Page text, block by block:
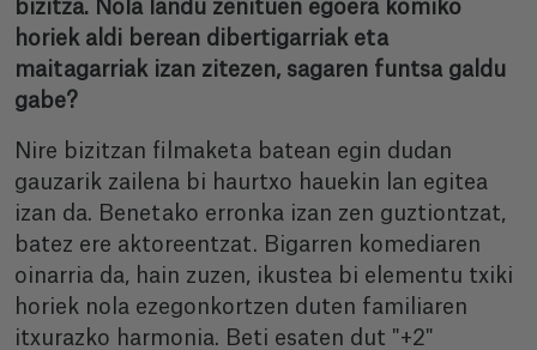
bizitza. Nola landu zenituen egoera komiko
horiek aldi berean dibertigarriak eta
maitagarriak izan zitezen, sagaren funtsa galdu
gabe?
Nire bizitzan filmaketa batean egin dudan
gauzarik zailena bi haurtxo hauekin lan egitea
izan da. Benetako erronka izan zen guztiontzat,
batez ere aktoreentzat. Bigarren komediaren
oinarria da, hain zuzen, ikustea bi elementu txiki
horiek nola ezegonkortzen duten familiaren
itxurazko harmonia. Beti esaten dut "+2"